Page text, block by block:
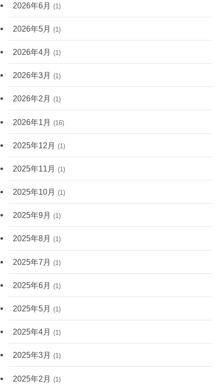
2026年6月 (1)
2026年5月 (1)
2026年4月 (1)
2026年3月 (1)
2026年2月 (1)
2026年1月 (16)
2025年12月 (1)
2025年11月 (1)
2025年10月 (1)
2025年9月 (1)
2025年8月 (1)
2025年7月 (1)
2025年6月 (1)
2025年5月 (1)
2025年4月 (1)
2025年3月 (1)
2025年2月 (1)